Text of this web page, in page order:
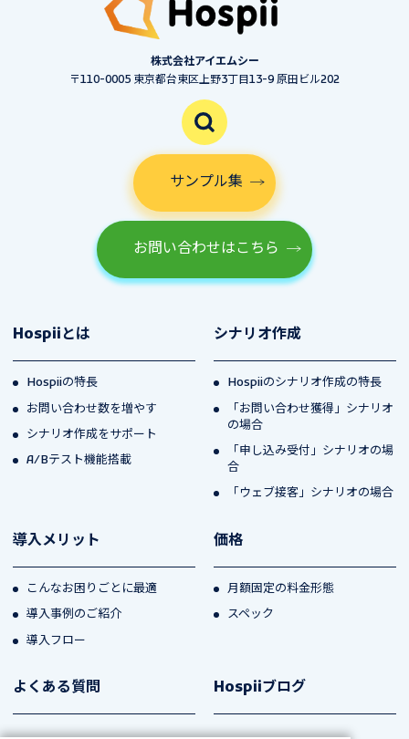
株式会社アイエムシー
〒110-0005 東京都台東区上野3丁目13-9 原田ビル202
サンプル集
お問い合わせはこちら
Hospiiとは
Hospiiの特長
お問い合わせ数を増やす
シナリオ作成をサポート
A/Bテスト機能搭載
シナリオ作成
Hospiiのシナリオ作成の特長
「お問い合わせ獲得」シナリオ
の場合
「申し込み受付」シナリオの場
合
「ウェブ接客」シナリオの場合
導入メリット
こんなお困りごとに最適
導入事例のご紹介
導入フロー
価格
月額固定の料金形態
スペック
よくある質問 Hospiiブログ